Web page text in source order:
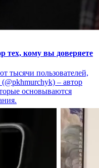
тех, кому вы доверяете
тысячи пользователей,
– автор
основываются